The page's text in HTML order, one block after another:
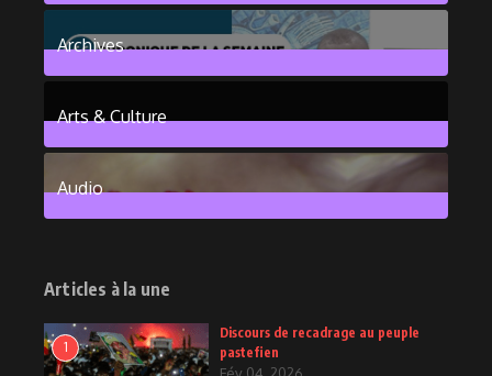
376Posts
Archives
Arts & Culture
6Posts
Audio
Articles à la une
1
Discours de recadrage au peuple
pastefien
Fév 04, 2026